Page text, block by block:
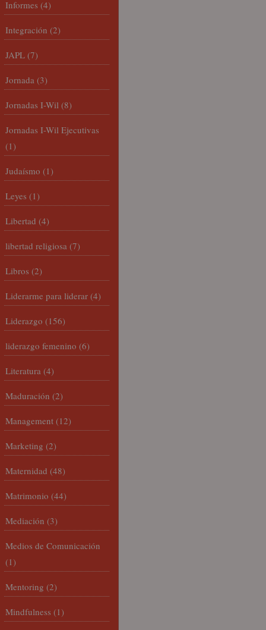
Informes (4)
Integración (2)
JAPL (7)
Jornada (3)
Jornadas I-Wil (8)
Jornadas I-Wil Ejecutivas
(1)
Judaísmo (1)
Leyes (1)
Libertad (4)
libertad religiosa (7)
Libros (2)
Liderarme para liderar (4)
Liderazgo (156)
liderazgo femenino (6)
Literatura (4)
Maduración (2)
Management (12)
Marketing (2)
Maternidad (48)
Matrimonio (44)
Mediación (3)
Medios de Comunicación
(1)
Mentoring (2)
Mindfulness (1)